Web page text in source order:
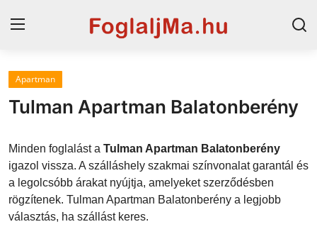
Horvát tengerpart
Szállások a Balatonon
Horvátország
Blog
Apartman
Tulman Apartman Balatonberény
Minden foglalást a Tulman Apartman Balatonberény
igazol vissza. A szálláshely szakmai színvonalat garantál és
a legolcsóbb árakat nyújtja, amelyeket szerződésben
rögzítenek. Tulman Apartman Balatonberény a legjobb
választás, ha szállást keres.